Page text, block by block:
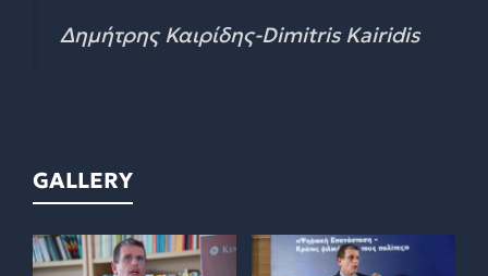
Δημήτρης Καιρίδης-Dimitris Kairidis
GALLERY